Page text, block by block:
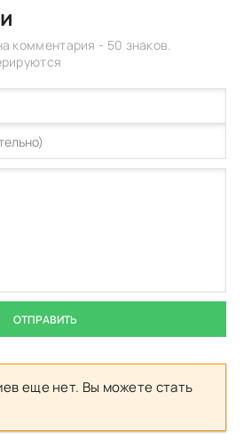
комментария - 50 знаков.
ОТПРАВИТЬ
еще нет. Вы можете стать